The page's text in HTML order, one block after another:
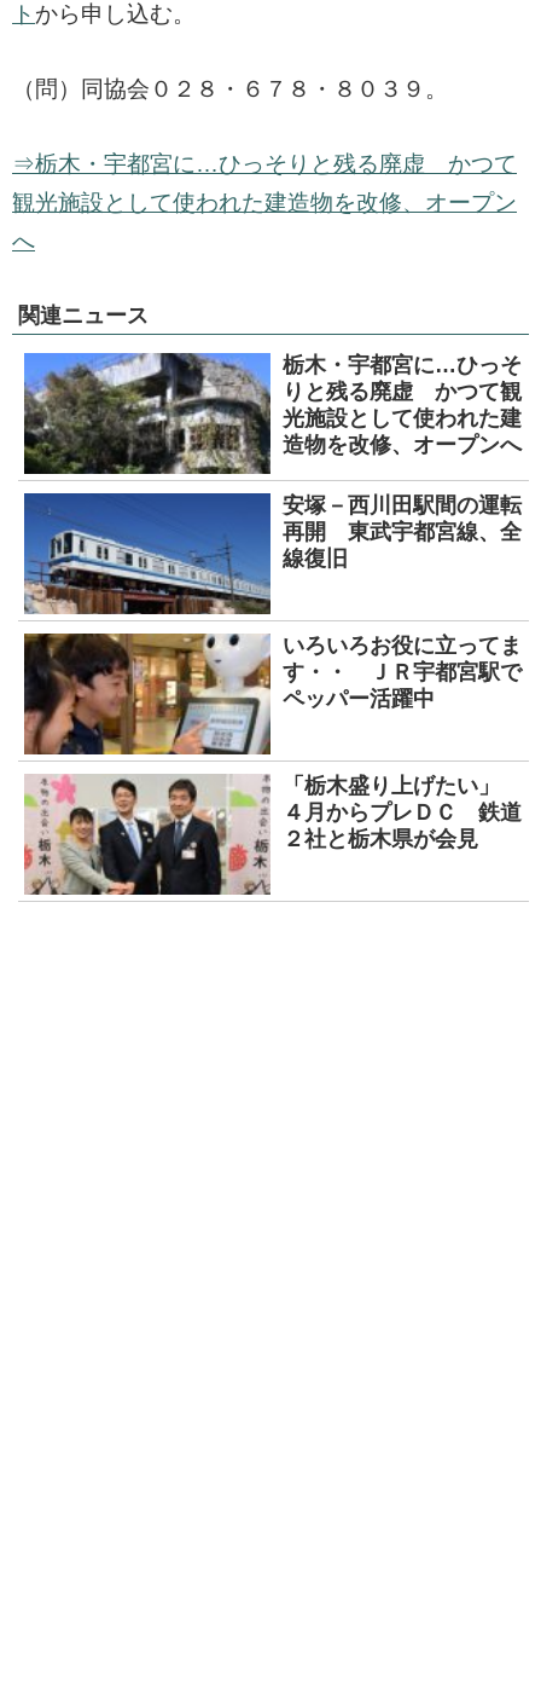
ト から申し込む。
（問）同協会０２８・６７８・８０３９。
⇒栃木・宇都宮に…ひっそりと残る廃虚 かつて
観光施設として使われた建造物を改修、オープン
へ
関連ニュース
栃木・宇都宮に…ひっそ
りと残る廃虚 かつて観
光施設として使われた建
造物を改修、オープンへ
安塚－西川田駅間の運転
再開 東武宇都宮線、全
線復旧
いろいろお役に立ってま
す・・ ＪＲ宇都宮駅で
ペッパー活躍中
「栃木盛り上げたい」
４月からプレＤＣ 鉄道
２社と栃木県が会見